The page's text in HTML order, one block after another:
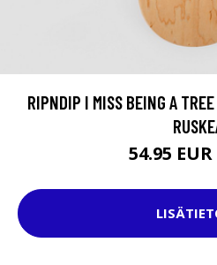
RIPNDIP I MISS BEING A
54.95 EUR